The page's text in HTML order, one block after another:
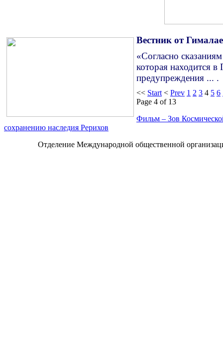
Вестник от
«Согласно
которая находится
предупреждения ... .
<< Start< Prev 1 2 3 4 5 6
Page 4 of 13
Фильм – Зов
сохранению наследия Рерихов
Отделение Международной общественной